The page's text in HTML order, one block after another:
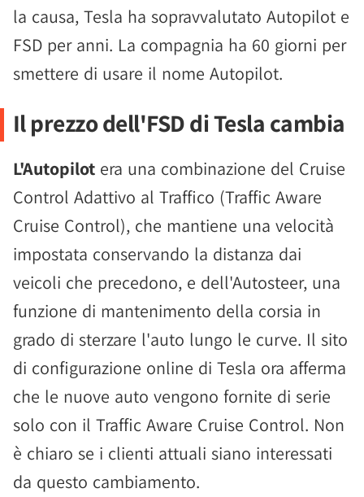
la causa, Tesla ha sopravvalutato Autopilot e
FSD per anni. La compagnia ha 60 giorni per
smettere di usare il nome Autopilot.
Il prezzo dell'FSD di Tesla cambia
L'Autopilot era una combinazione del Cruise
Control Adattivo al Traffico (Traffic Aware
Cruise Control), che mantiene una velocità
impostata conservando la distanza dai
veicoli che precedono, e dell'Autosteer, una
funzione di mantenimento della corsia in
grado di sterzare l'auto lungo le curve. Il sito
di configurazione online di Tesla ora afferma
che le nuove auto vengono fornite di serie
solo con il Traffic Aware Cruise Control. Non
è chiaro se i clienti attuali siano interessati
da questo cambiamento.